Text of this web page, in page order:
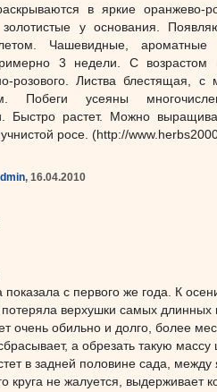
в яркие оранжево-
у основания.
Чашевидные, ароматные
3 недели. С возрастом
розового. Листва блестящая, с
Побеги усеяны
Быстро растет. Можно
росе. (http://
, 16.04.2010
показала с первого же года. К
верхушки самых
очень обильно и долго, более
а обрезать такую
в задней половине сада, между
круга не жалуется,